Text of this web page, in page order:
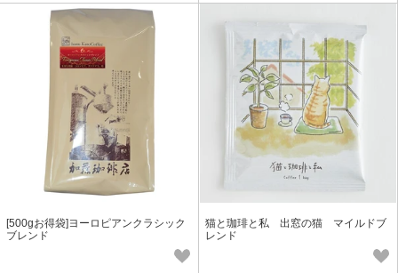
[500gお得袋]ヨーロピアンクラシック
ブレンド
猫と珈琲と私 出窓の猫 マイルドブ
レンド